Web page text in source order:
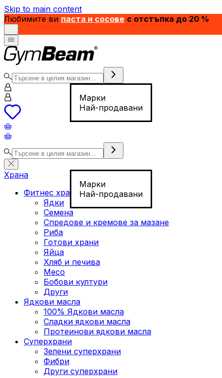
Skip to main content
Любимите ви паста и сосове с отстъпка до 20 %
Марки
Най-продавани
Марки
Най-продавани
Храна
Фитнес храна
Ядки
Семена
Спредове и кремове за мазане
Риба
Готови храни
Яйца
Хляб и печива
Месо
Бобови култури
Други
Ядкови масла
100% Ядкови масла
Сладки ядкови масла
Протеинови ядкови масла
Суперхрани
Зелени суперхрани
Фибри
Други суперхрани